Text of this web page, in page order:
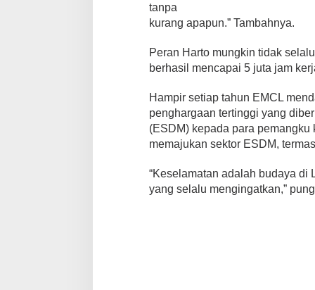
tanpa
kurang apapun.” Tambahnya.
Peran Harto mungkin tidak
berhasil mencapai 5 juta jam
Hampir setiap tahun EMCL
penghargaan tertinggi yang
(ESDM) kepada para
memajukan sektor ESDM,
“Keselamatan adalah budaya di
yang selalu mengingatkan,”